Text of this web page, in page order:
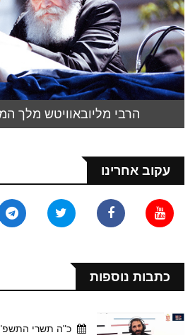
הרבי מליובאוויטש מלך
עקוב אחרינו
כתבות נוספות
כ"ה תשרי התשפ"ג,